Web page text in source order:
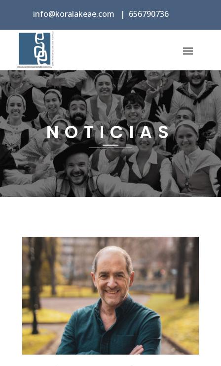
info@koralakeae.com | 656790736
NOTICIAS